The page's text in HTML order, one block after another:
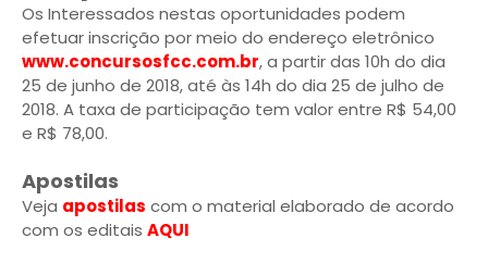
Os Interessados nestas oportunidades podem
efetuar inscrição por meio do endereço eletrônico
www.concursosfcc.com.br, a partir das 10h do dia
25 de junho de 2018, até às 14h do dia 25 de julho de
2018. A taxa de participação tem valor entre R$ 54,00
e R$ 78,00.
Apostilas
Veja apostilas com o material elaborado de acordo
com os editais AQUI